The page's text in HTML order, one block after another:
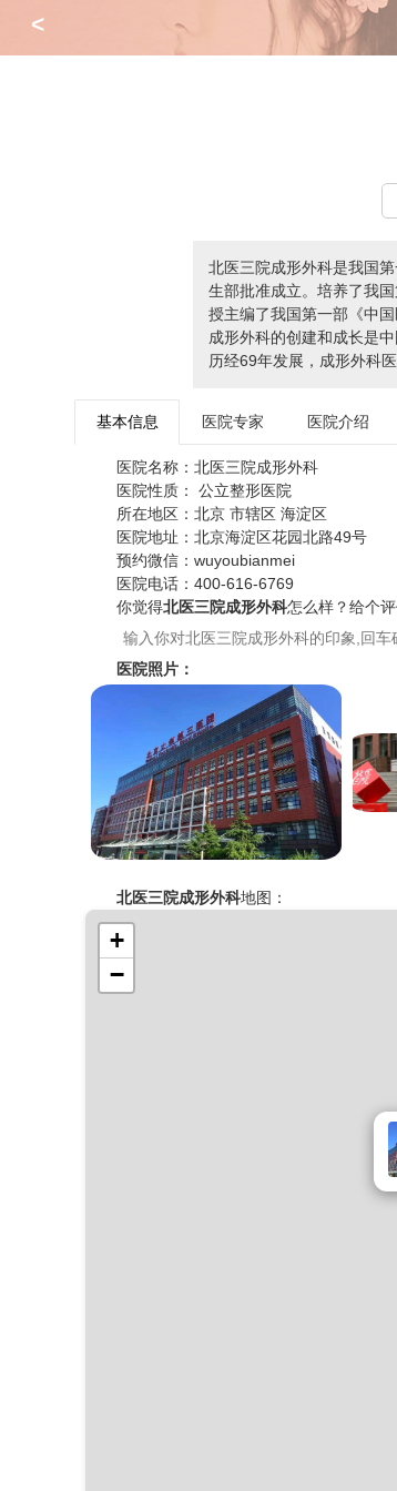
<
北医三院成形外科是我国
生部批准成立。培养了我
授主编了我国第一部《中
成形外科的创建和成长是
历经69年发展，成形外科
基本信息 医院专家 医院介绍
医院名称：北医三院成形外科
医院性质：
公立整形医院
所在地区：北京 市辖区 海淀区
医院地址：北京海淀区花园北路49号
预约微信：wuyoubianmei
医院电话：400-616-6769
你觉得北医三院成形外科怎么样？给个评
医院照片：
北医三院成形外科地图：
+
−